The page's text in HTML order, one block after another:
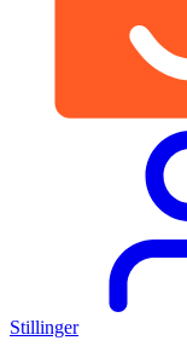
Stillinger